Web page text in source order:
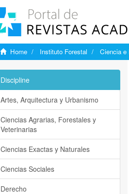
Home Instituto Forestal Ciencia e
Discipline
Artes, Arquitectura y Urbanismo
Ciencias Agrarias, Forestales y
Veterinarias
Ciencias Exactas y Naturales
Ciencias Sociales
Derecho